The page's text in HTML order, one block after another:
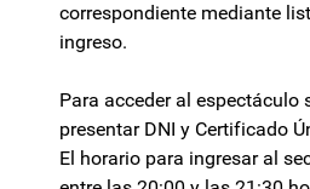
correspondiente mediante
ingreso.
Para acceder al espectáculo
presentar DNI y Certificado
El horario para ingresar al